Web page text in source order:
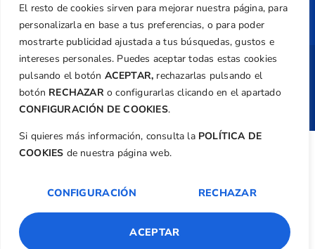
El resto de cookies sirven para mejorar nuestra página, para
personalizarla en base a tus preferencias, o para poder
mostrarte publicidad ajustada a tus búsquedas, gustos e
intereses personales. Puedes aceptar todas estas cookies
pulsando el botón ACEPTAR, rechazarlas pulsando el
botón RECHAZARo configurarlas clicando en el apartado
CONFIGURACIÓN DE COOKIES.
Si quieres más información, consulta la POLÍTICA DE
COOKIES de nuestra página web.
CONFIGURACIÓN RECHAZAR
ACEPTAR
Copyright ©Federación de Golf de la
Comunitat Valenciana| Diseño: TecnoQuatre